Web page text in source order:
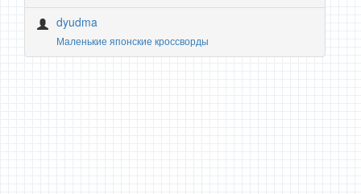
dyudma
Маленькие японские кроссворды